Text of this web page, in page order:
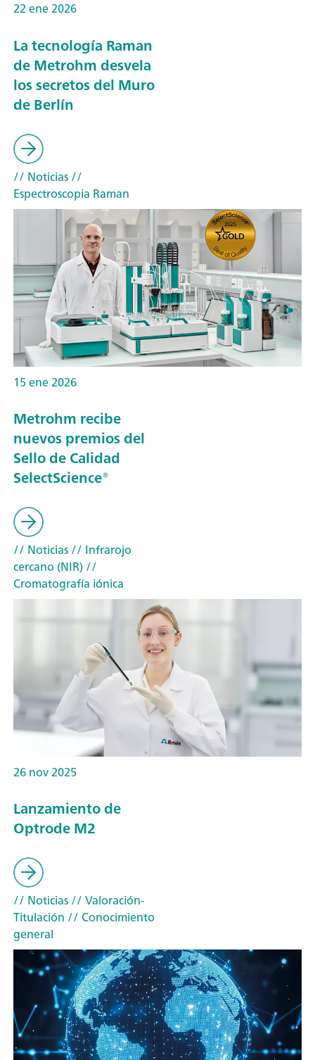
22 ene 2026
La tecnología Raman
de Metrohm desvela
los secretos del Muro
de Berlín
// Noticias//
Espectroscopia Raman
15 ene 2026
Metrohm recibe
nuevos premios del
Sello de Calidad
SelectScience®
// Noticias// Infrarojo
cercano (NIR)//
Cromatografía iónica
26 nov 2025
Lanzamiento de
Optrode M2
// Noticias// Valoración-
Titulación // Conocimiento
general